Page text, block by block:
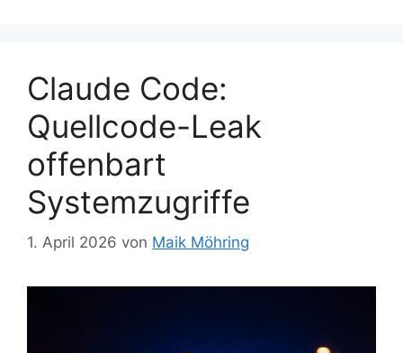
Claude Code:
Quellcode-Leak
offenbart
Systemzugriffe
1. April 2026 von Maik Möhring